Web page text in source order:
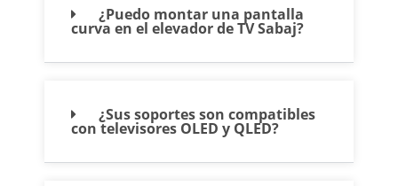
¿Puedo montar una pantalla
curva en el elevador de TV Sabaj?
¿Sus soportes son compatibles
con televisores OLED y QLED?